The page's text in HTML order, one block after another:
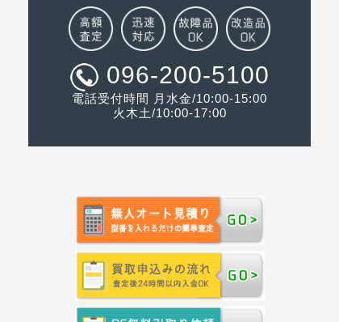
096-200-5100
電話受付時間 月水金/10:00-15:00
火木土/10:00-17:00